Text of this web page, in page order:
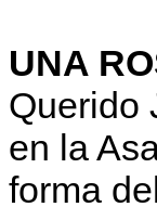
UNA
Querido
en la
forma